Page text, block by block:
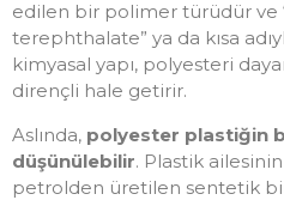
edilen bir polimer türüdür ve
terephthalate” ya da kısa
kimyasal yapı, polyesteri
dirençli hale getirir.
Aslında, polyester plastiğin
düşünülebilir. Plastik
petrolden üretilen sentetik